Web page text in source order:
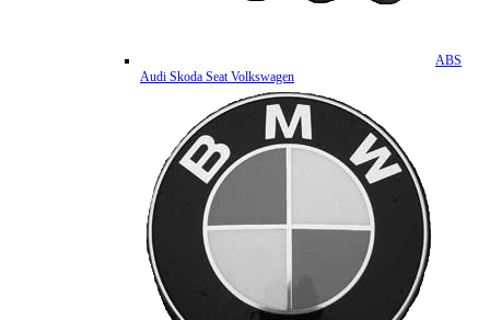
ABS
Audi Skoda Seat Volkswagen